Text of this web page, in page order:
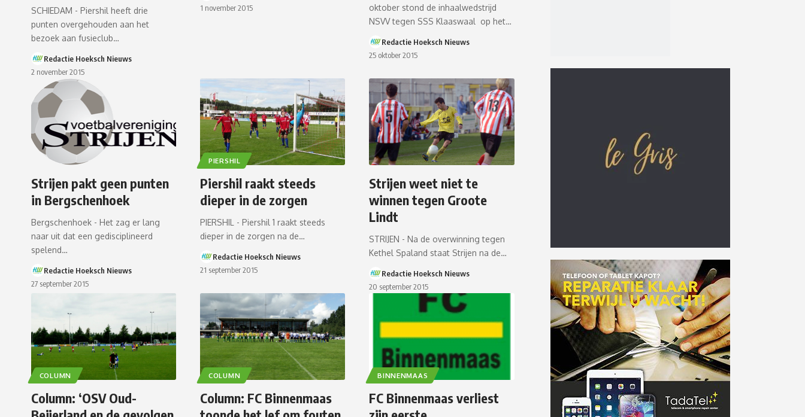
SCHIEDAM - Piershil heeft drie
punten overgehouden aan het
bezoek aan fusieclub…
Redactie Hoeksch Nieuws
2 november 2015
1 november 2015
oktober stond de inhaalwedstrijd
NSVV tegen SSS Klaaswaal op het…
Redactie Hoeksch Nieuws
25 oktober 2015
Strijen pakt geen punten
in Bergschenhoek
Bergschenhoek - Het zag er lang
naar uit dat een gedisciplineerd
spelend…
Redactie Hoeksch Nieuws
27 september 2015
PIERSHIL
Piershil raakt steeds
dieper in de zorgen
PIERSHIL - Piershil 1 raakt steeds
dieper in de zorgen na de…
Redactie Hoeksch Nieuws
21 september 2015
Strijen weet niet te
winnen tegen Groote
Lindt
STRIJEN - Na de overwinning tegen
Kethel Spaland staat Strijen na de…
Redactie Hoeksch Nieuws
20 september 2015
COLUMN
Column: ‘OSV Oud-
COLUMN
Column: FC Binnenmaas
BINNENMAAS
FC Binnenmaas verliest